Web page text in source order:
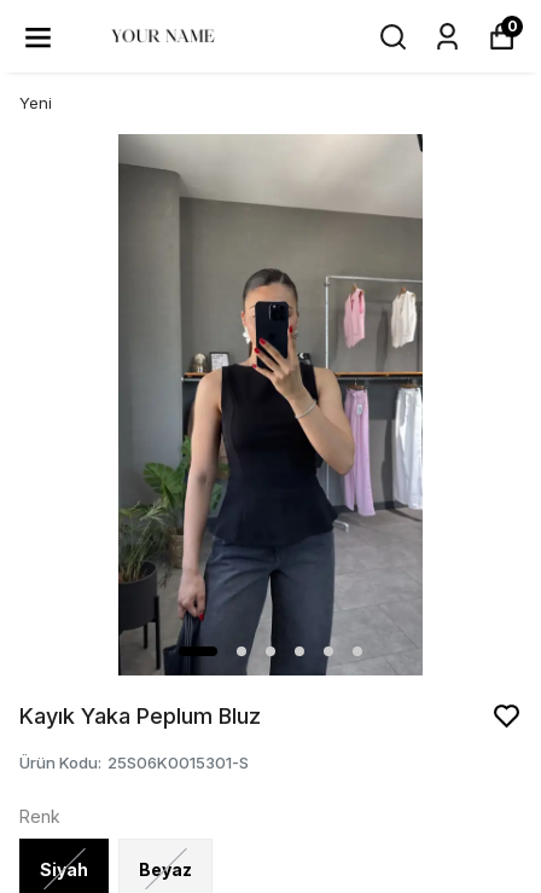
0
Yeni
Kayık Yaka Peplum Bluz
Ürün Kodu: 25S06K0015301-S
Renk
Siyah Beyaz